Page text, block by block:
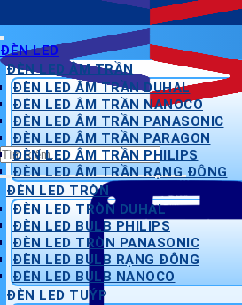
Tìm
kiếm:
ĐÈN LED
ĐÈN LED ÂM TRẦN
ĐÈN LED ÂM TRẦN DUHAL
ĐÈN LED ÂM TRẦN NANOCO
ĐÈN LED ÂM TRẦN PANASONIC
ĐÈN LED ÂM TRẦN PARAGON
ĐÈN LED ÂM TRẦN PHILIPS
ĐÈN LED ÂM TRẦN RẠNG ĐÔNG
ĐÈN LED TRÒN
ĐÈN LED TRÒN DUHAL
ĐÈN LED BULB PHILIPS
ĐÈN LED TRÒN PANASONIC
ĐÈN LED BULB RẠNG ĐÔNG
ĐÈN LED BULB NANOCO
ĐÈN LED TUÝP